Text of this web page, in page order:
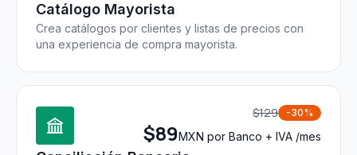
Catálogo Mayorista
Crea catálogos por clientes y listas de precios con
una experiencia de compra mayorista.
$129 -30%
$89MXN por Banco + IVA /mes